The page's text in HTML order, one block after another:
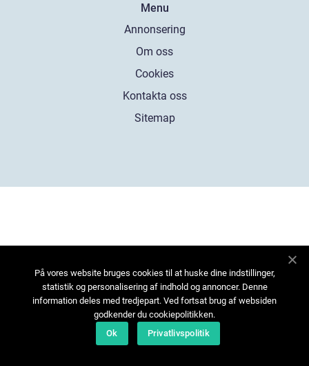
Menu
Annonsering
Om oss
Cookies
Kontakta oss
Sitemap
På vores website bruges cookies til at huske dine indstillinger,
statistik og personalisering af indhold og annoncer. Denne
information deles med tredjepart. Ved fortsat brug af websiden
godkender du cookiepolitikken.
Ok
Privatlivspolitik